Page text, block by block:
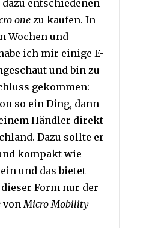
entschiedenen
one zu kaufen. In
Wochen und
ich mir einige E-
und bin zu
gekommen:
so ein Ding, dann
Händler direkt
Dazu sollte er
kompakt wie
und das bietet
Form nur der
vonMicro Mobility